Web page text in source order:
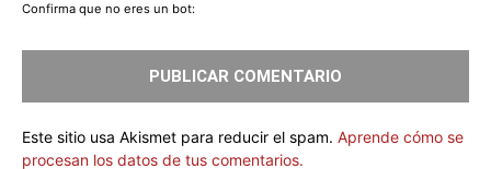
Confirma que no eres un bot:
Este sitio usa Akismet para reducir el spam. Aprende cómo se
procesan los datos de tus comentarios.